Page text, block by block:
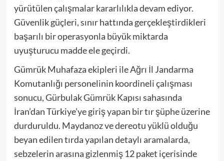
yürütülen çalışmalar kararlılıkla devam ediyor.
Güvenlik güçleri, sınır hattında gerçekleştirdikleri
başarılı bir operasyonla büyük miktarda
uyuşturucu madde ele geçirdi.
Gümrük Muhafaza ekipleri ile Ağrı İl Jandarma
Komutanlığı personelinin koordineli çalışması
sonucu, Gürbulak Gümrük Kapısı sahasında
İran’dan Türkiye’ye giriş yapan bir tır şüphe üzerine
durduruldu. Maydanoz ve dereotu yüklü olduğu
beyan edilen tırda yapılan detaylı aramalarda,
sebzelerin arasına gizlenmiş 12 paket içerisinde